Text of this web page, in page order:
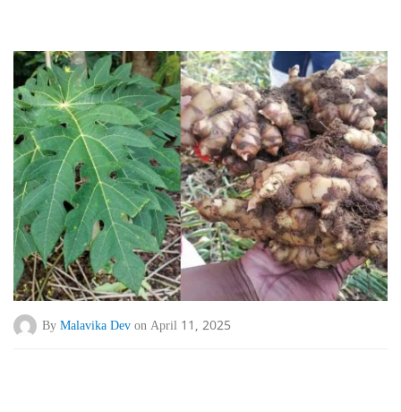
By Malavika Dev on April 11, 2025